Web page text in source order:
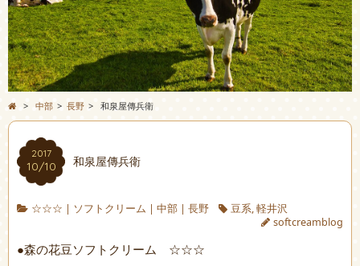
> 中部 > 長野 > 和泉屋傳兵衛
2017
10/10 和泉屋傳兵衛
☆☆☆ | ソフトクリーム | 中部| 長野 豆系,軽井沢
softcreamblog
●森の花豆ソフトクリーム ☆☆☆